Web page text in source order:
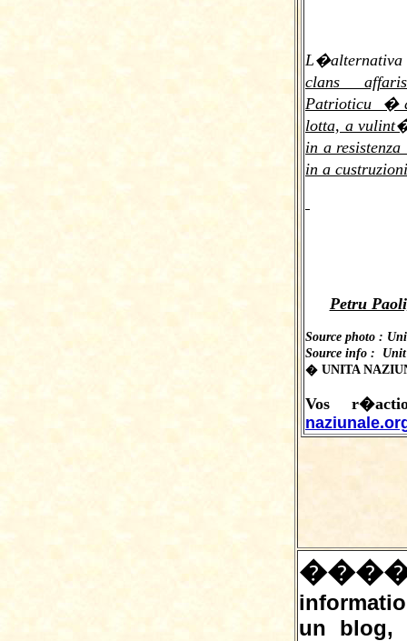
clans
Patrioticu �
lotta, a
in a
in a
Petru
Source photo :
Source info :
� UNITA
Vos
un blog,